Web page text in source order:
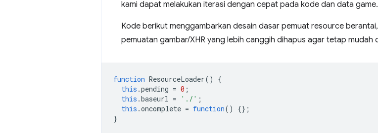
kami dapat melakukan iterasi dengan cepat pada kode dan data game.
Kode berikut menggambarkan desain dasar pemuat resource
pemuatan gambar/XHR yang lebih canggih dihapus agar tetap mudah
function ResourceLoader()
{
this .pending = 0 ;
this .baseurl = './' ;
this .oncomplete = function()
{};
}